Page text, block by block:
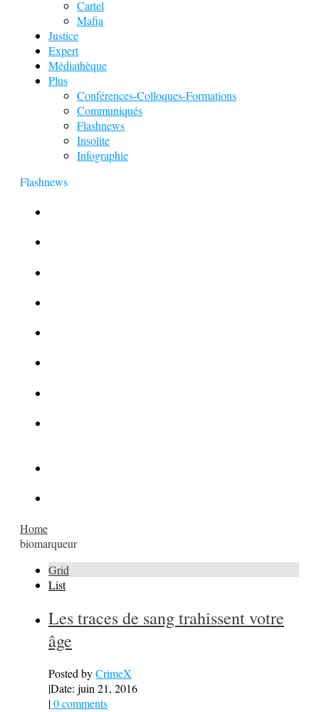
Cartel
Mafia
Justice
Expert
Médiathèque
Plus
Conférences-Colloques-Formations
Communiqués
Flashnews
Insolite
Infographie
Flashnews
Home
biomarqueur
Grid
List
Les traces de sang trahissent votre
âge
Posted byCrimeX
|Date: juin 21, 2016
|0 comments